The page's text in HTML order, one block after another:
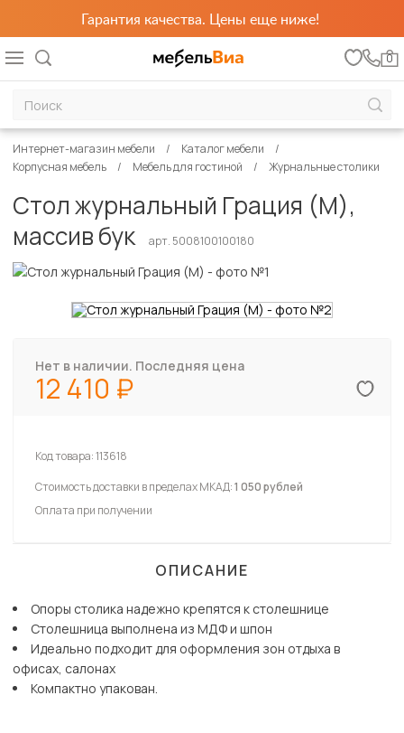
Гарантия качества. Цены еще ниже!
0
Интернет-магазин мебели
Каталог мебели
Корпусная мебель
Мебель для гостиной Журнальные столики
Стол журнальный Грация (М),
массив бук
арт. 5008100100180
Нет в наличии. Последняя цена
12 410
Код товара:113618
Стоимость доставки в пределах МКАД:1 050 рублей
Оплата при получении
ОПИСАНИЕ
Опоры столика надежно крепятся к столешнице
Столешница выполнена из МДФ и шпон
Идеально подходит для оформления зон отдыха в
офисах, салонах
Компактно упакован.